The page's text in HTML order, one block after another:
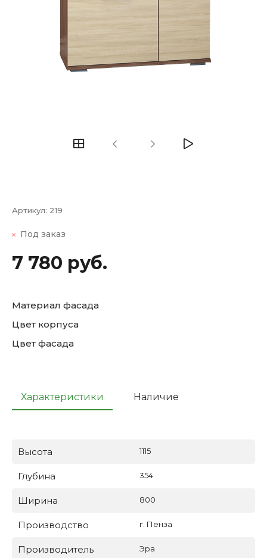
Артикул: 219
Под заказ
7 780 руб.
Материал фасада
Цвет корпуса
Цвет фасада
Характеристики Наличие
Высота 1115
Глубина 354
Ширина 800
Производство г. Пенза
Производитель Эра